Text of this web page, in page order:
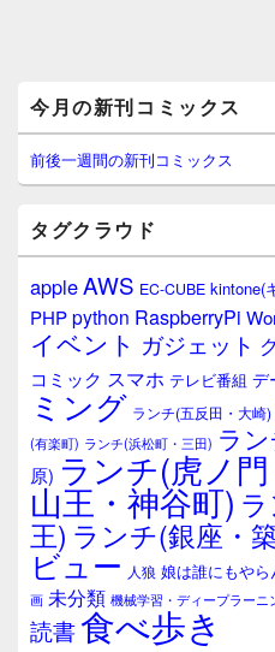
イ
ン
サ
イ
ウ
ィ
ジ
ェ
ア
今月の新刊コミックス
前後一週間の新刊コミックス
タグクラウド
appleAWS EC-CUBE kintone(
PHPpython RaspberryPi
イベント ガジェット
コミック スマホ テレビ番組 デ
ミング ランチ(五反田・大崎)
(有楽町) ランチ(浜松町・三田) ラ
原) ランチ(虎ノ
山王・神谷町)
王) ランチ(銀座・
ビュー 人狼 娘は誰にもやら
画 未分類 機械学習・ディープラーニ
読書食べ歩き